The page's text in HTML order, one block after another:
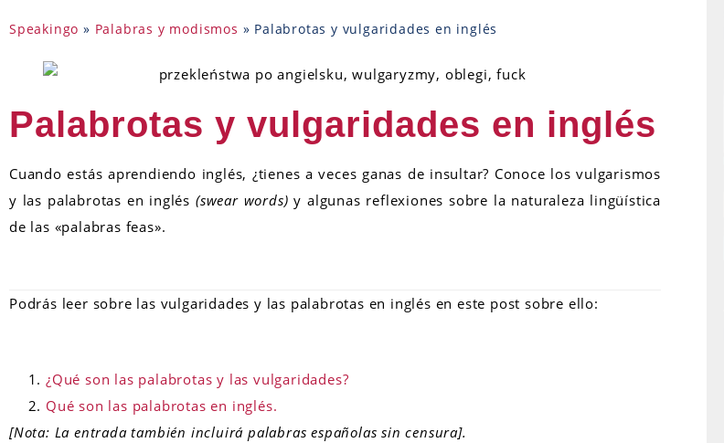
Speakingo » Palabras y modismos » Palabrotas y vulgaridades en inglés
Palabrotas y vulgaridades en inglés
Cuando estás aprendiendo inglés, ¿tienes a veces ganas de insultar? Conoce los vulgarismos
y las palabrotas en inglés (swear words) y algunas reflexiones sobre la naturaleza lingüística
de las «palabras feas».
Podrás leer sobre las vulgaridades y las palabrotas en inglés en este post sobre ello:
¿Qué son las palabrotas y las vulgaridades?
Qué son las palabrotas en inglés.
[Nota: La entrada también incluirá palabras españolas sin censura].